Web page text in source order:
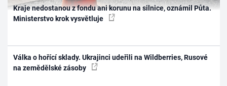
Kraje nedostanou z fondu ani korunu na silnice, oznámil Půta.
Ministerstvo krok vysvětluje
Válka o hořící sklady. Ukrajinci udeřili na Wildberries, Rusové
na zemědělské zásoby